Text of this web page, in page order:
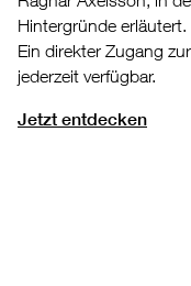
Hintergründe erläutert.
Ein direkter Zugang
jederzeit verfügbar.
Jetzt entdecken